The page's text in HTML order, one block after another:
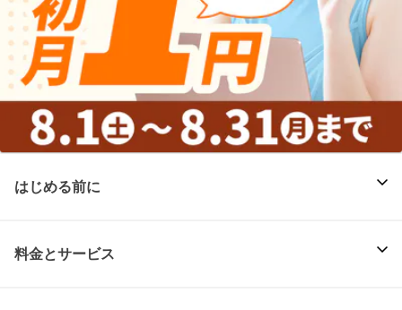
はじめる前に
料金とサービス